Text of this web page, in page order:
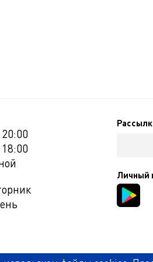
Личный